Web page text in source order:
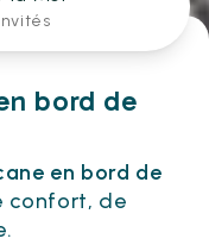
bord de
en bord de
confort, de